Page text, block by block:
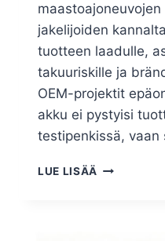
jakelijoiden
tuotteen laadulle,
takuuriskille ja
OEM-projektit
akku ei pystyisi
testipenkissä,
LUE LISÄÄ